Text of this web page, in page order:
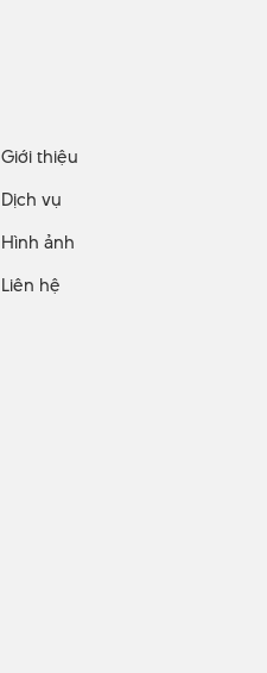
Giới thiệu
Dịch vụ
Hình ảnh
Liên hệ